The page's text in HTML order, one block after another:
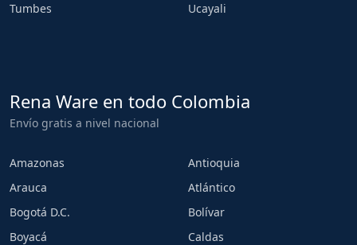
Tumbes
Ucayali
Rena Ware en todo Colombia
Envío gratis a nivel nacional
Amazonas
Antioquia
Arauca
Atlántico
Bogotá D.C.
Bolívar
Boyacá
Caldas